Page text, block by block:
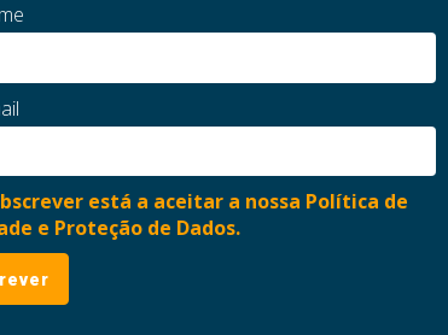
está a aceitar a nossa Política de
e Proteção de Dados.